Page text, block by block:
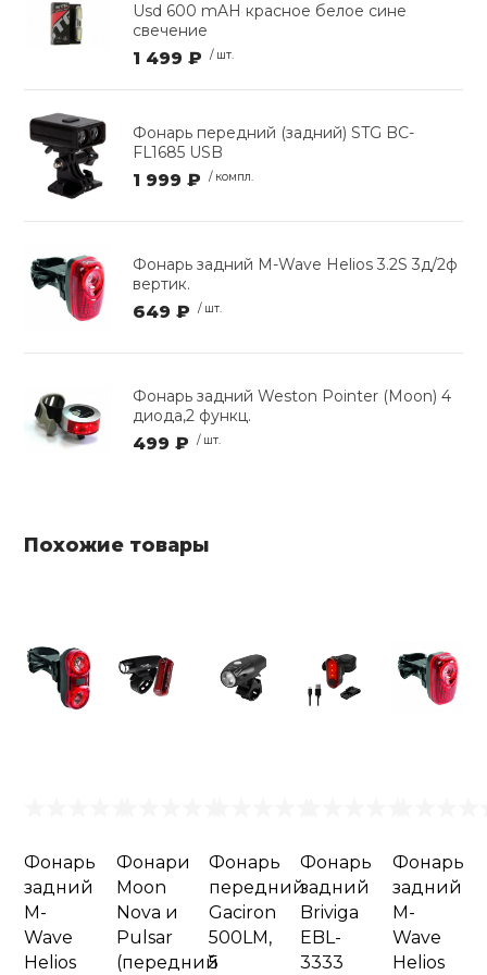
Usd 600 mAH красное белое сине
свечение
1 499 ₽ / шт.
Фонарь передний (задний) STG BC-
FL1685 USB
1 999 ₽ / компл.
Фонарь задний M-Wave Helios 3.2S 3д/2ф
вертик.
649 ₽ / шт.
Фонарь задний Weston Pointer (Moon) 4
диода,2 функц.
499 ₽ / шт.
Похожие товары
Фонарь
задний
M-
Wave
Helios
Фонари
Moon
Nova и
Pulsar
(передний
Фонарь
передний
Gaciron
500LM,
5
Фонарь
задний
Briviga
EBL-
3333
Фонарь
задний
M-
Wave
Helios